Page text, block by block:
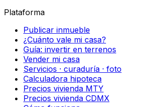
Plataforma
Publicar inmueble
¿Cuánto vale mi casa?
Guía: invertir en terrenos
Vender mi casa
Servicios · curaduría · foto
Calculadora hipoteca
Precios vivienda MTY
Precios vivienda CDMX